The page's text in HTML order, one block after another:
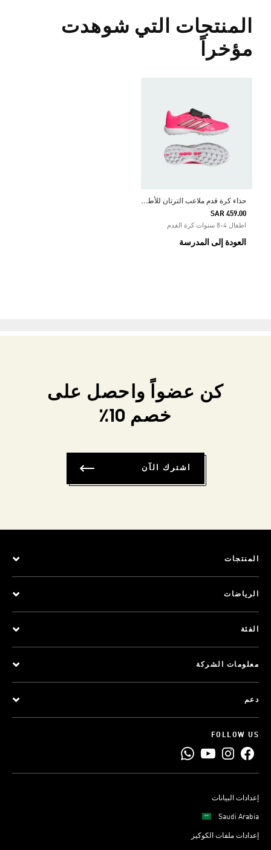
المنتجات التي شوهدت
مؤخراً
ح
ذاء كرة قدم ملاعب الترتان للأطفال PREDATOR LEAGUE FOLD-OVER TONGUE
SAR 459.00
اطفال 4-8 سنوات كرة القدم
العودة إلى المدرسة
كن عضواً واحصل على
خصم 10٪
اشترك الآن
المنتجات
الرياضات
الفئة
معلومات الشركة
دعم
FOLLOW US
إعدادات البيانات
Saudi Arabia
إعدادات ملفات الكوكيز